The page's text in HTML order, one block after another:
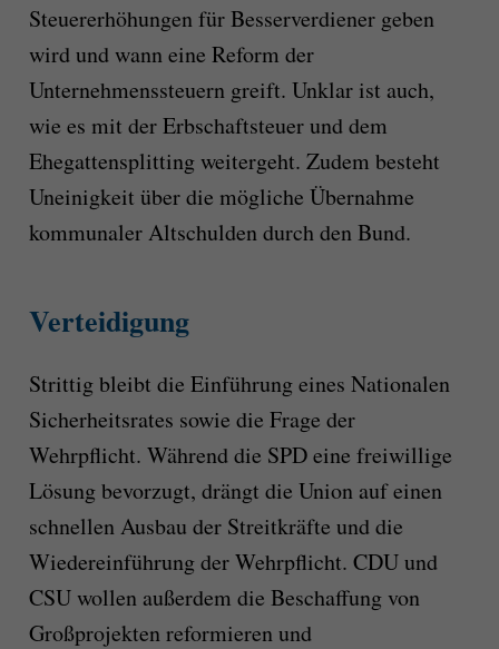
Steuererhöhungen für Besserverdiener geben
wird und wann eine Reform der
Unternehmenssteuern greift. Unklar ist auch,
wie es mit der Erbschaftsteuer und dem
Ehegattensplitting weitergeht. Zudem besteht
Uneinigkeit über die mögliche Übernahme
kommunaler Altschulden durch den Bund.
Verteidigung
Strittig bleibt die Einführung eines Nationalen
Sicherheitsrates sowie die Frage der
Wehrpflicht. Während die SPD eine freiwillige
Lösung bevorzugt, drängt die Union auf einen
schnellen Ausbau der Streitkräfte und die
Wiedereinführung der Wehrpflicht. CDU und
CSU wollen außerdem die Beschaffung von
Großprojekten reformieren und